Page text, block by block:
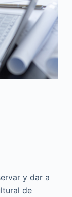
y dar a
de